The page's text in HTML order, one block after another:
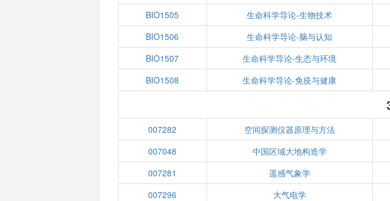
BIO1505
生命科学导论-生物技术
BIO1506
生命科学导论-脑与认知
BIO1507
生命科学导论-生态与环境
BIO1508
生命科学导论-免疫与健康
007282 空间探测仪器原理与方法
007048
中国区域大地构造学
007281
遥感气象学
007296
大气电学